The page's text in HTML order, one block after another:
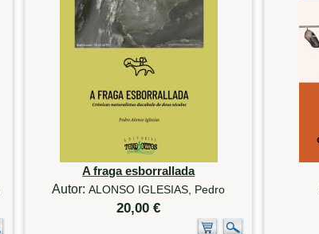
A fraga esborrallada
Autor:ALONSO IGLESIAS, Pedro
20,00 €